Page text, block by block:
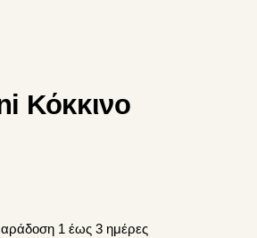
Κόκκινο
1 έως 3 ημέρες